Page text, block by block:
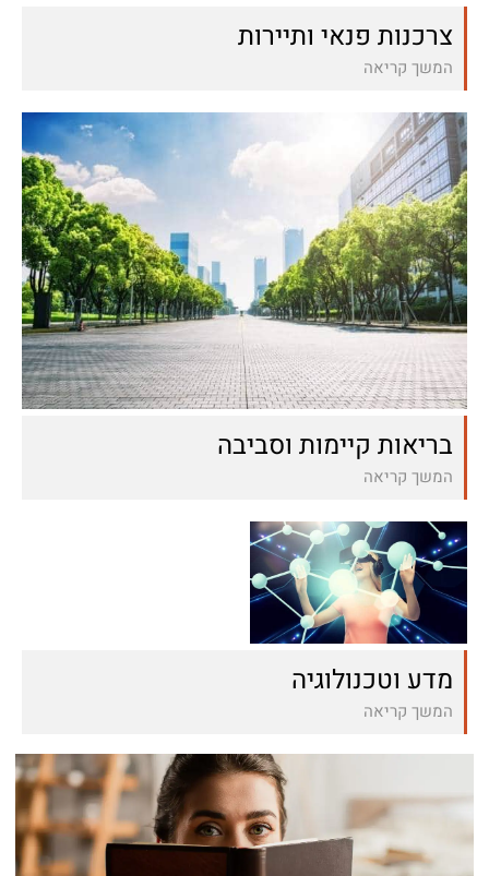
צרכנות פנאי ותיירות
המשך קריאה
בריאות קיימות וסביבה
המשך קריאה
מדע וטכנולוגיה
המשך קריאה